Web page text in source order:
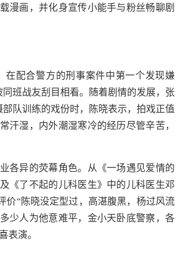
漫画，并化身宣传小能手与粉丝畅聊剧
配合警方的刑事案件中第一个发现嫌
班战友刮目相看。随着剧情的发展，张
队训练的戏份时，陈晓表示，拍戏正值
汗湿，内外潮湿寒冷的经历尽管辛苦，
异的荧幕角色。从《一场遇见爱情的
《了不起的儿科医生》中的儿科医生邓
价“陈晓没定型过，高湛腹黑，杨过风流
少人为他意难平，金小天卧底警察，各
表演。